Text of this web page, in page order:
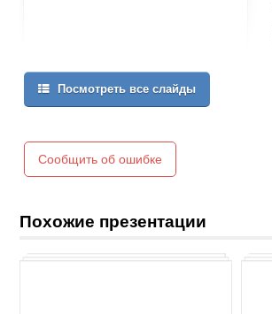
Посмотреть все слайды
Сообщить об ошибке
Похожие презентации